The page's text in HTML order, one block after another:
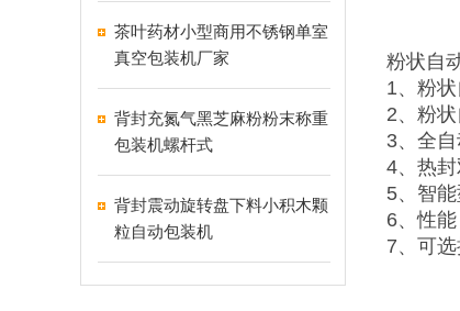
茶叶药材小型商用不锈钢单室
真空包装机厂家
背封充氮气黑芝麻粉粉末称重
包装机螺杆式
背封震动旋转盘下料小积木颗
粒自动包装机
粉状自
1、粉
2、粉
3、全
4、热
5、智
6、性
7、可